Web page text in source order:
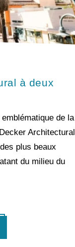
à deux
de la
Architectural
plus beaux
du milieu du